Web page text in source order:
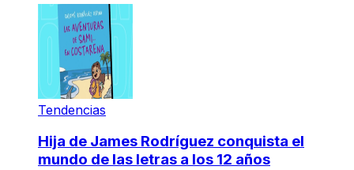
Tendencias
Hija de James Rodríguez conquista el
mundo de las letras a los 12 años